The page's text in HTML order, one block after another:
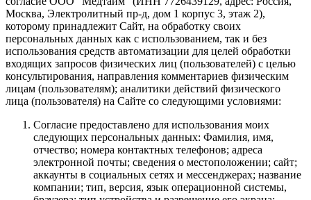
Москва, Электролитный пр-д, дом 1 корпус 3, этаж 2),
которому принадлежит Сайт, на обработку своих
персональных данных как с использованием, так и без
использования средств автоматизации для целей обработки
входящих запросов физических лиц (пользователей) с целью
консультирования, направления комментариев физическим
лицам (пользователям); аналитики действий физического
лица (пользователя) на Сайте со следующими условиями:
Согласие предоставлено для использования моих
следующих персональных данных: Фамилия, имя,
отчество; номера контактных телефонов; адреса
электронной почты; сведения о местоположении; сайт;
аккаунты в социальных сетях и мессенджерах; название
компании; тип, версия, язык операционной системы,